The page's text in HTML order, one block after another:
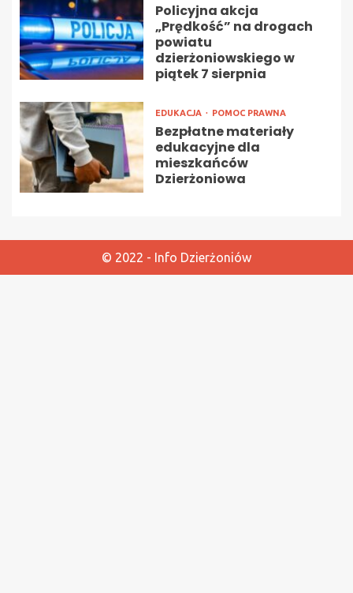
Policyjna akcja
„Prędkość” na drogach
powiatu
dzierżoniowskiego w
piątek 7 sierpnia
EDUKACJA POMOC PRAWNA
Bezpłatne materiały
edukacyjne dla
mieszkańców
Dzierżoniowa
© 2022 - Info Dzierżoniów